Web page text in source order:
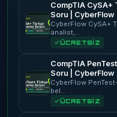
CompTIA CySA+
Soru | CyberFlow
CyberFlow CySA+
analist,…
ÜCRETSİZ
CompTIA
Soru | CyberFlow
CyberFlow
bel…
ÜCRETSİZ